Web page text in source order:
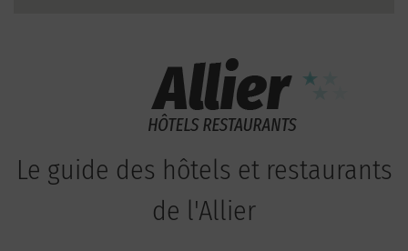
Le guide des hôtels et restaurants
de l'Allier